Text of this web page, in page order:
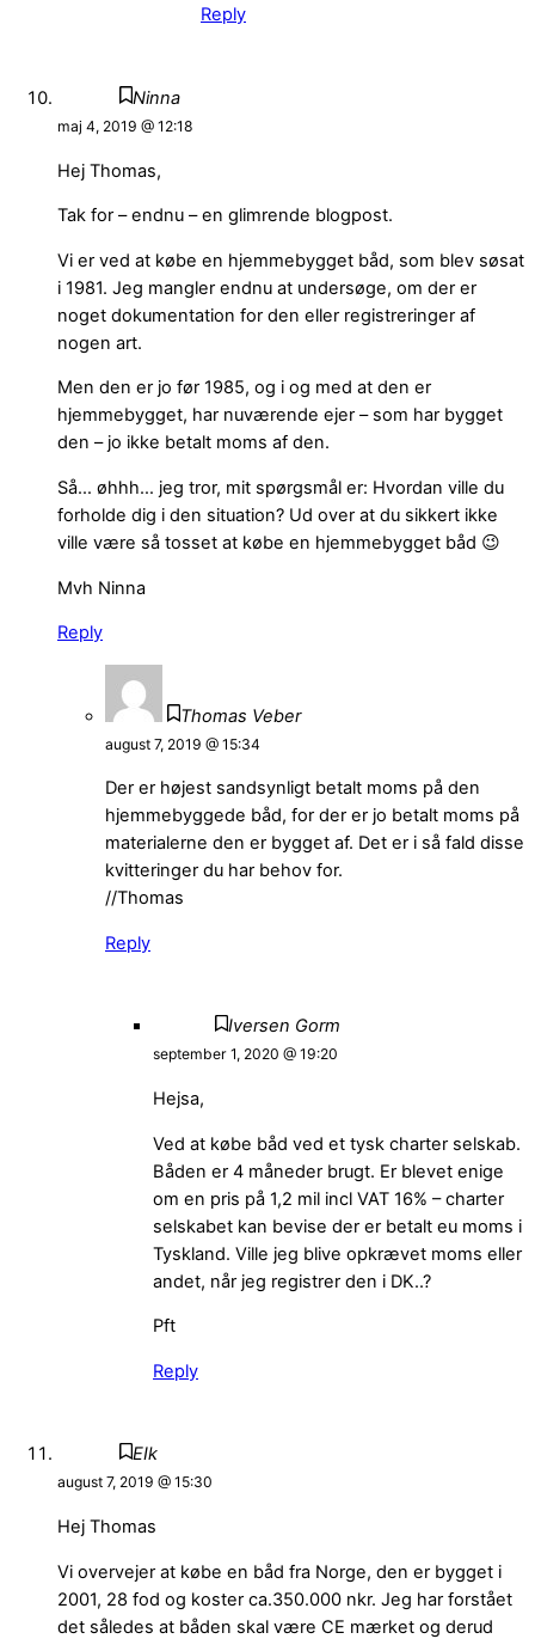
Reply
Ninna
maj 4, 2019 @ 12:18
Hej Thomas,
Tak for – endnu – en glimrende blogpost.
Vi er ved at købe en hjemmebygget båd, som blev søsat
i 1981. Jeg mangler endnu at undersøge, om der er
noget dokumentation for den eller registreringer af
nogen art.
Men den er jo før 1985, og i og med at den er
hjemmebygget, har nuværende ejer – som har bygget
den – jo ikke betalt moms af den.
Så… øhhh… jeg tror, mit spørgsmål er: Hvordan ville du
forholde dig i den situation? Ud over at du sikkert ikke
ville være så tosset at købe en hjemmebygget båd 😉
Mvh Ninna
Reply
Thomas Veber
august 7, 2019 @ 15:34
Der er højest sandsynligt betalt moms på den
hjemmebyggede båd, for der er jo betalt moms på
materialerne den er bygget af. Det er i så fald disse
kvitteringer du har behov for.
//Thomas
Reply
Iversen Gorm
september 1, 2020 @ 19:20
Hejsa,
Ved at købe båd ved et tysk charter selskab.
Båden er 4 måneder brugt. Er blevet enige
om en pris på 1,2 mil incl VAT 16% – charter
selskabet kan bevise der er betalt eu moms i
Tyskland. Ville jeg blive opkrævet moms eller
andet, når jeg registrer den i DK..?
Pft
Reply
EIk
august 7, 2019 @ 15:30
Hej Thomas
Vi overvejer at købe en båd fra Norge, den er bygget i
2001, 28 fod og koster ca.350.000 nkr. Jeg har forstået
det således at båden skal være CE mærket og derud